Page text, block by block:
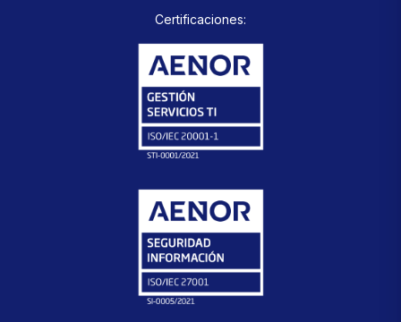
Certificaciones: